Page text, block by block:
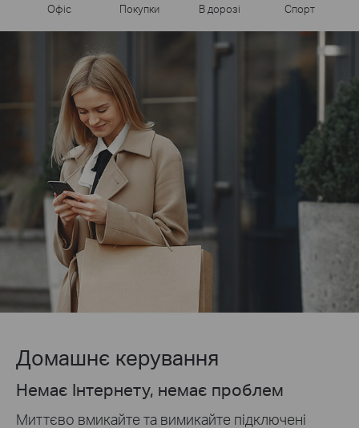
Офіс Покупки В дорозі Спорт
Домашнє керування
Немає Інтернету, немає проблем
Миттєво вмикайте та вимикайте підключені